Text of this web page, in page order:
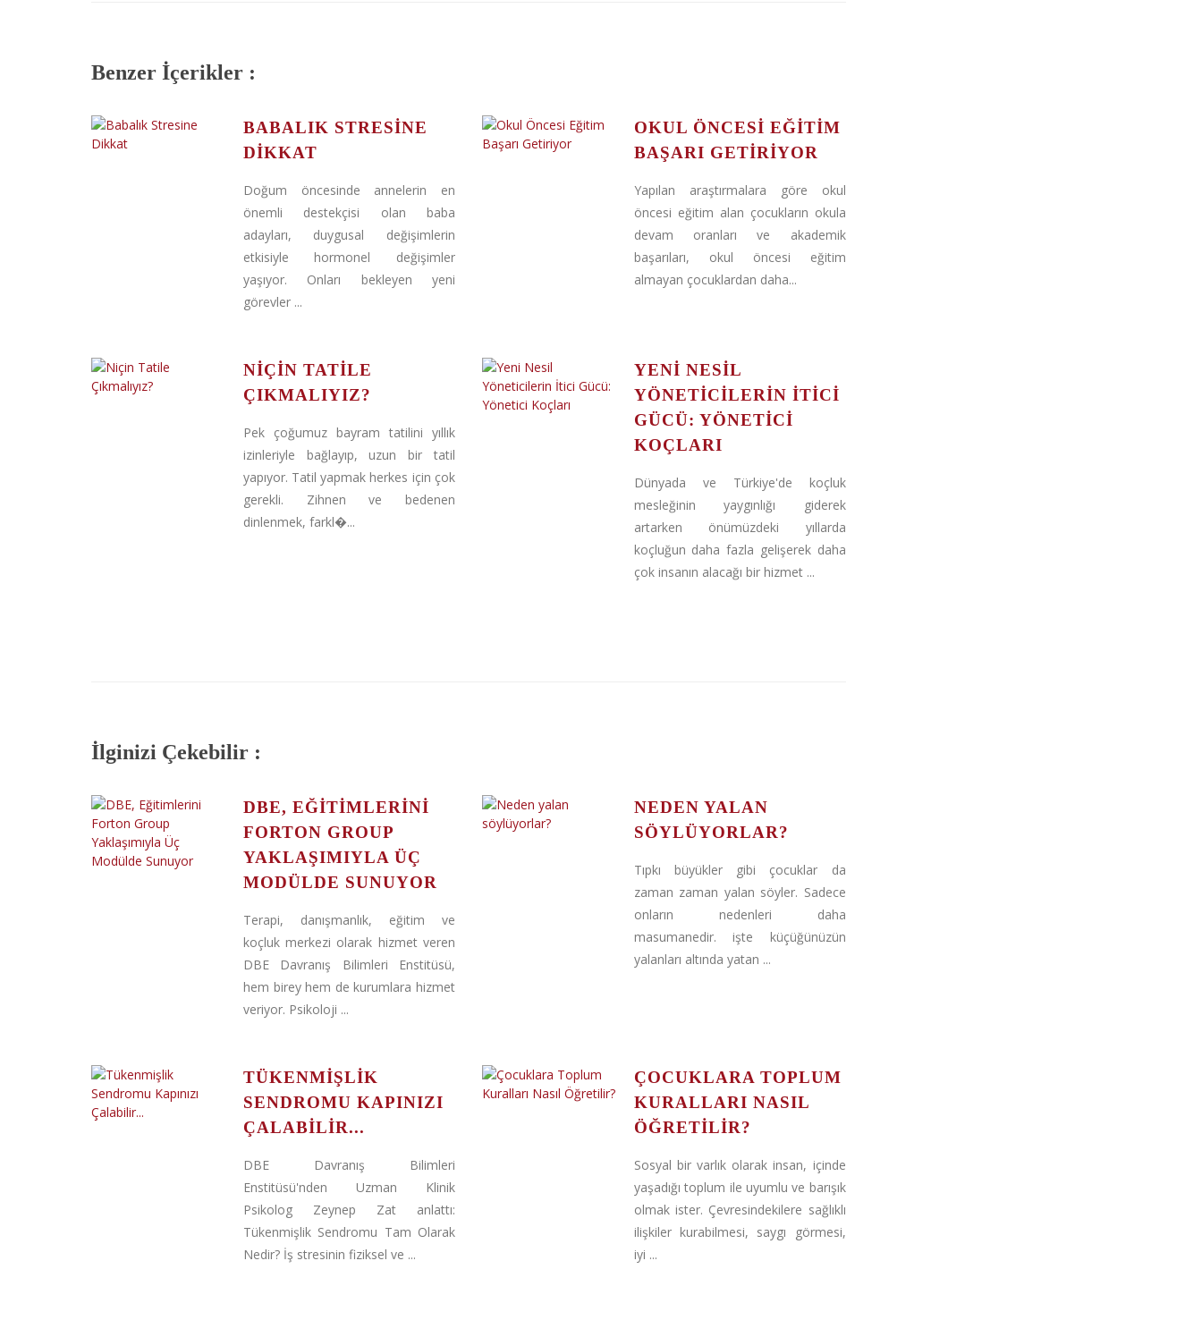
Benzer İçerikler :
BABALIK STRESINE
DIKKAT
Doğum öncesinde annelerin en
önemli destekçisi olan baba
adayları, duygusal değişimlerin
etkisiyle hormonel değişimler
yaşıyor. Onları bekleyen yeni
görevler ...
OKUL ÖNCESI EĞITIM
BAŞARI GETIRIYOR
Yapılan araştırmalara göre okul
öncesi eğitim alan çocukların okula
devam oranları ve akademik
başarıları, okul öncesi eğitim
almayan çocuklardan daha...
NIÇIN TATILE
ÇIKMALIYIZ?
Pek çoğumuz bayram tatilini yıllık
izinleriyle bağlayıp, uzun bir tatil
yapıyor. Tatil yapmak herkes için çok
gerekli. Zihnen ve bedenen
dinlenmek, farkl�...
YENI NESIL
YÖNETICILERIN İTICI
GÜCÜ: YÖNETICI
KOÇLARI
Dünyada ve Türkiye'de koçluk
mesleğinin yaygınlığı giderek
artarken önümüzdeki yıllarda
koçluğun daha fazla gelişerek daha
çok insanın alacağı bir hizmet ...
İlginizi Çekebilir :
DBE, EĞITIMLERINI
FORTON GROUP
YAKLAŞIMIYLA ÜÇ
MODÜLDE SUNUYOR
Terapi, danışmanlık, eğitim ve
koçluk merkezi olarak hizmet veren
DBE Davranış Bilimleri Enstitüsü,
hem birey hem de kurumlara hizmet
veriyor. Psikoloji ...
NEDEN YALAN
SÖYLÜYORLAR?
Tıpkı büyükler gibi çocuklar da
zaman zaman yalan söyler. Sadece
onların nedenleri daha
masumanedir. işte küçüğünüzün
yalanları altında yatan ...
TÜKENMIŞLIK
SENDROMU KAPINIZI
ÇALABILIR...
DBE Davranış Bilimleri
Enstitüsü'nden Uzman Klinik
Psikolog Zeynep Zat anlattı:
Tükenmişlik Sendromu Tam Olarak
Nedir? İş stresinin fiziksel ve ...
ÇOCUKLARA TOPLUM
KURALLARI NASIL
ÖĞRETILIR?
Sosyal bir varlık olarak insan, içinde
yaşadığı toplum ile uyumlu ve barışık
olmak ister. Çevresindekilere sağlıklı
ilişkiler kurabilmesi, saygı görmesi,
iyi ...